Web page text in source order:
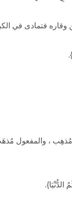
وقاره فتمادى في
مُذهِب ، والمفعول
الدُّنْيَا}.